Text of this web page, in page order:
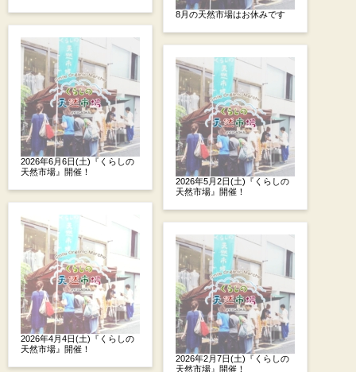
2026年6月6日(土)『くらしの
天然市場』開催！
2026年4月4日(土)『くらしの
天然市場』開催！
8月の天然市場はお休みです
2026年5月2日(土)『くらしの
天然市場』開催！
2026年2月7日(土)『くらしの
天然市場』開催！